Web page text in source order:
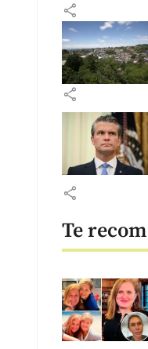
share
share
share
Te